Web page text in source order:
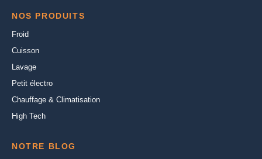
NOS PRODUITS
Froid
Cuisson
Lavage
Petit électro
Chauffage & Climatisation
High Tech
NOTRE BLOG